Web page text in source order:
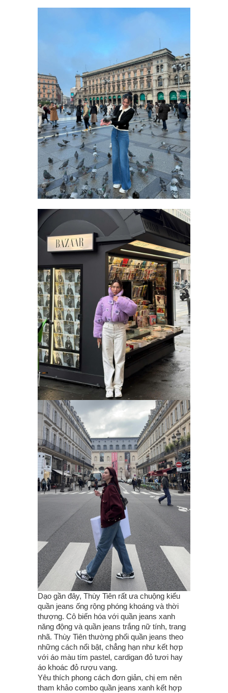
Dạo gần đây, Thùy Tiên rất ưa chuộng kiểu
quần jeans ống rộng phóng khoáng và thời
thượng. Cô biến hóa với quần jeans xanh
năng động và quần jeans trắng nữ tính, trang
nhã. Thùy Tiên thường phối quần jeans theo
những cách nổi bật, chẳng hạn như kết hợp
với áo màu tím pastel, cardigan đỏ tươi hay
áo khoác đỏ rượu vang.
Yêu thích phong cách đơn giản, chị em nên
tham khảo combo quần jeans xanh kết hợp